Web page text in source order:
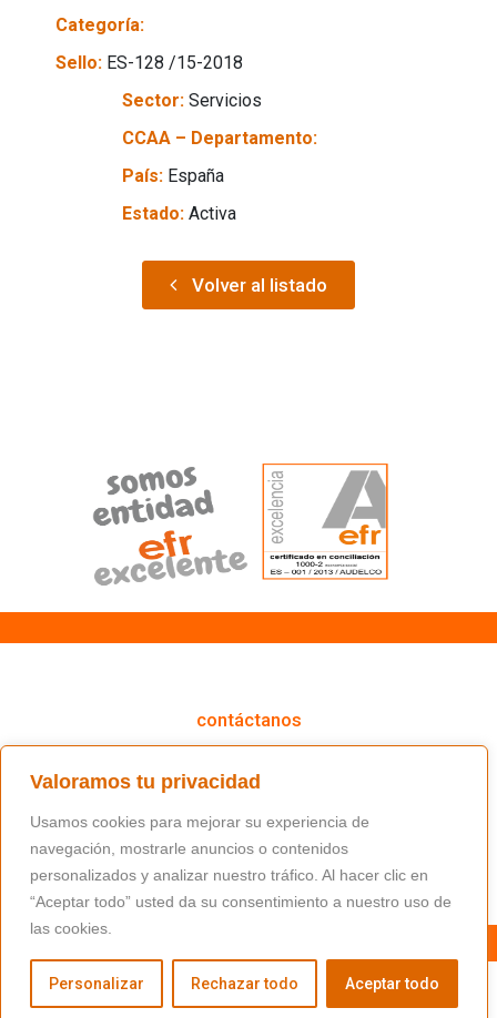
Valoramos tu privacidad
Usamos cookies para mejorar su experiencia de
navegación, mostrarle anuncios o contenidos
personalizados y analizar nuestro tráfico. Al hacer clic en
“Aceptar todo” usted da su consentimiento a nuestro uso de
las cookies.
Personalizar Rechazar todo Aceptar todo
Categoría:
Sello: ES-128 /15-2018
Sector: Servicios
CCAA – Departamento:
País: España
Estado: Activa
Volver al listado
contáctanos
(+34) 91 766 98 56 / fundacion@masfamilia.org
síguenos en nuestras redes sociales